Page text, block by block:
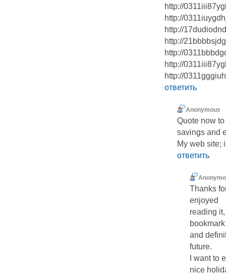
http://
http://
http://
http://
http://
http://
http://
ответить
Anonymous
Quote now
savings and
My web site;
ответить
Thanks
enjoyed
reading
and
future.
I want to
nice